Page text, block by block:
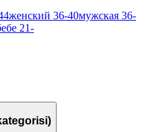
женский 36-40мужская 36-
21-